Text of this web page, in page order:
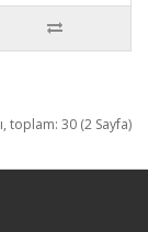
toplam: 30 (2 Sayfa)